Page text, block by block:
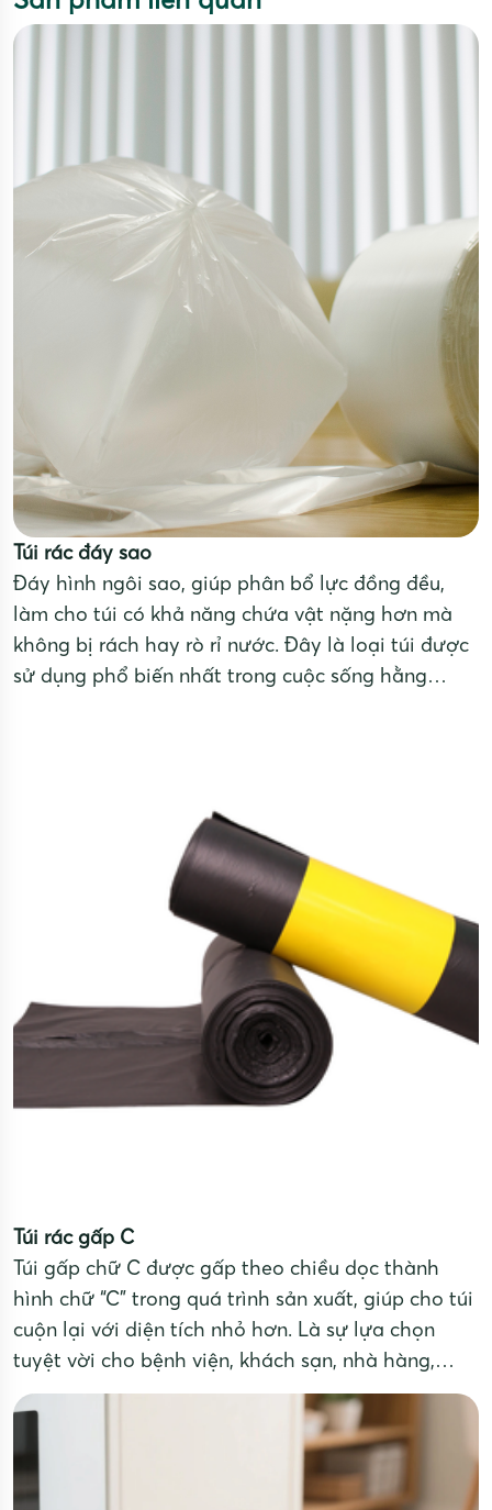
Túi rác đáy sao
Đáy hình ngôi sao, giúp phân bổ lực đồng đều,
làm cho túi có khả năng chứa vật nặng hơn mà
không bị rách hay rò rỉ nước. Đây là loại túi được
sử dụng phổ biến nhất trong cuộc sống hằng
Túi rác gấp C
Túi gấp chữ C được gấp theo chiều dọc thành
hình chữ “C” trong quá trình sản xuất, giúp cho túi
cuộn lại với diện tích nhỏ hơn. Là sự lựa chọn
tuyệt vời cho bệnh viện, khách sạn, nhà hàng,
công ty công nghiệp,....